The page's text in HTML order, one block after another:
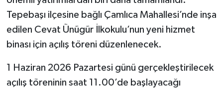
Tepebaşı ilçesine bağlı Çamlıca Mahallesi’nde inşa
edilen Cevat Ünügür İlkokulu’nun yeni hizmet
binası için açılış töreni düzenlenecek.
1 Haziran 2026 Pazartesi günü gerçekleştirilecek
açılış töreninin saat 11.00’de başlayacağı